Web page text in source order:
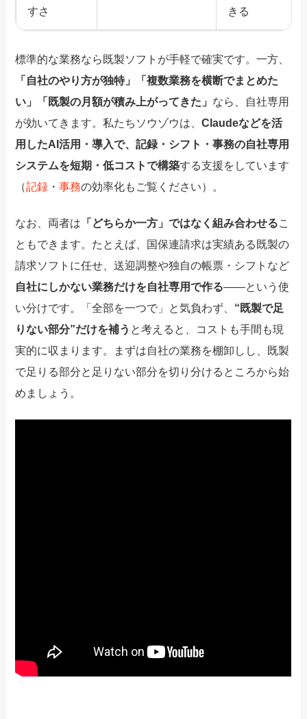
すさ
きる
標準的な業務なら既製ソフトが手軽で確実です。一方、
「自社のやり方が独特」「複数業務を横断でまとめた
い」「既製の月額が積み上がってきた」 なら、自社専用
が効いてきます。私たちソウゾウは、Claudeなどを活
用したAI活用・導入で、記録・シフト・事務の自社専用
システムを短期・低コストで構築する支援をしています
（記録 ・事務の効率化もご覧ください）。
なお、両者は 「どちらか一方」ではなく組み合わせるこ
ともできます。たとえば、国保連請求は実績ある既製の
請求ソフトに任せ、送迎調整や独自の帳票・シフトなど
自社にしかない業務だけを自社専用で作る——という使
い分けです。「全部を一つで」と気負わず、 “既製で足
りない部分”だけを補う と考えると、コストも手間も現
実的に収まります。まずは自社の業務を棚卸しし、既製
で足りる部分と足りない部分を切り分けるところから始
めましょう。